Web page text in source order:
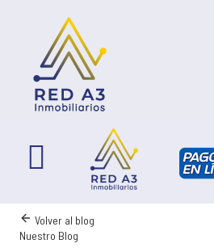
Volver al blog
Nuestro Blog